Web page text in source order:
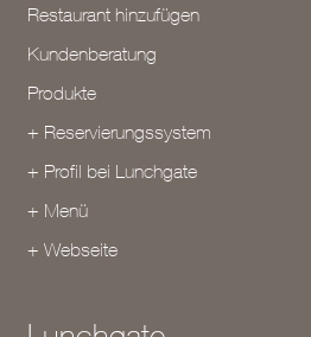
Restaurant hinzufügen
Kundenberatung
Produkte
+ Reservierungssystem
+ Profil bei Lunchgate
+ Menü
+ Webseite